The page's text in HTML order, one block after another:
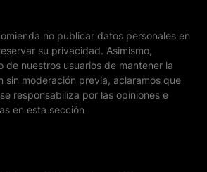
no publicar datos personales en
su privacidad. Asimismo,
de nuestros usuarios de mantener la
sin moderación previa, aclaramos que
responsabiliza por las opiniones e
en esta sección